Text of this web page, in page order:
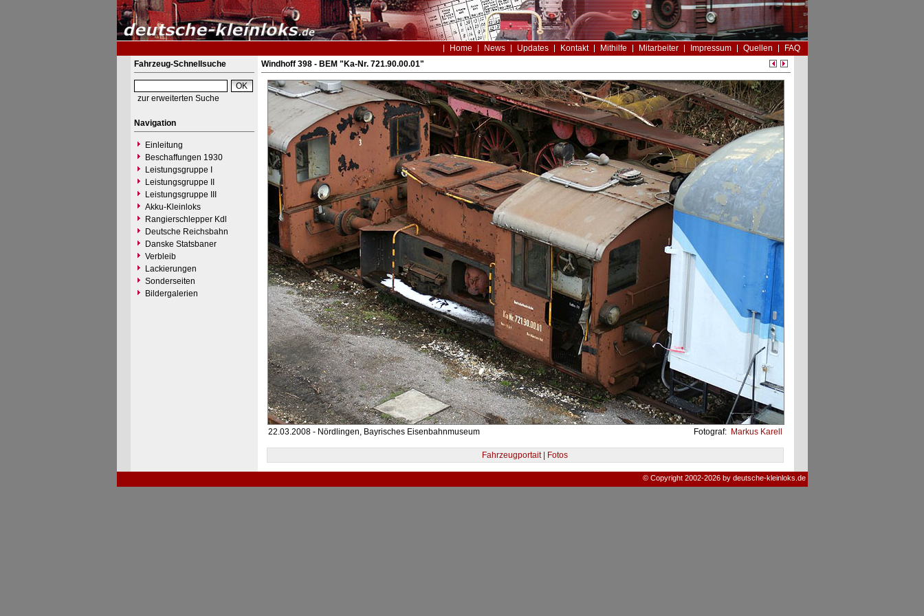
Home News Updates Kontakt Mithilfe Mitarbeiter Impressum Quellen
FAQ
Fahrzeug-Schnellsuche
zur erweiterten Suche
Navigation
Einleitung
Beschaffungen 1930
Leistungsgruppe I
Leistungsgruppe II
Leistungsgruppe III
Akku-Kleinloks
Rangierschlepper Kdl
Deutsche Reichsbahn
Danske Statsbaner
Verbleib
Lackierungen
Sonderseiten
Bildergalerien
Windhoff 398 - BEM "Ka-Nr. 721.90.00.01"
22.03.2008 - Nördlingen, Bayrisches Eisenbahnmuseum Fotograf: Markus Karell
Fahrzeugportait | Fotos
© Copyright 2002-2026 by deutsche-kleinloks.de